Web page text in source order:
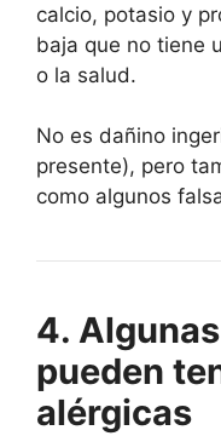
calcio, potasio y
baja que no tiene
o la salud.
No es dañino
presente), pero
como algunos
4.
pueden
alérgicas